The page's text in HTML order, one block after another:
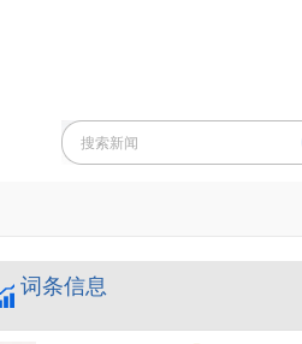
词条信息